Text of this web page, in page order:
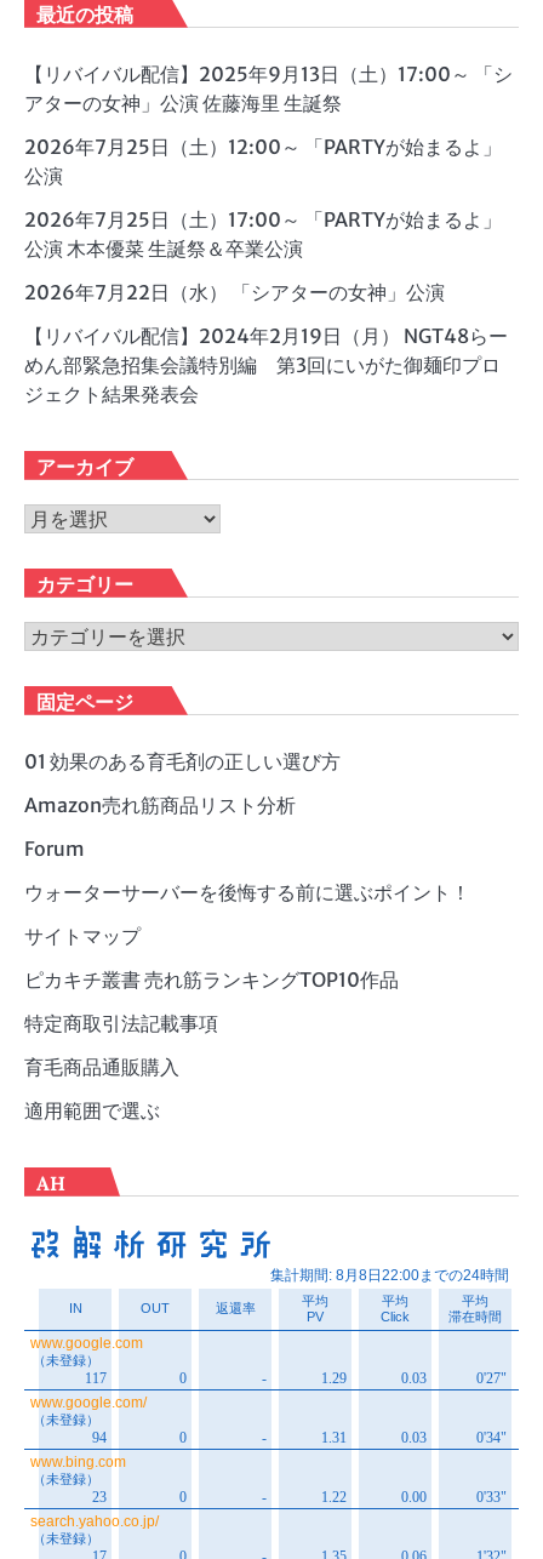
最近の投稿
【リバイバル配信】2025年9月13日（土）17:00～ 「シ
アターの女神」公演 佐藤海里 生誕祭
2026年7月25日（土）12:00～ 「PARTYが始まるよ」
公演
2026年7月25日（土）17:00～ 「PARTYが始まるよ」
公演 木本優菜 生誕祭＆卒業公演
2026年7月22日（水） 「シアターの女神」公演
【リバイバル配信】2024年2月19日（月） NGT48らー
めん部緊急招集会議特別編 第3回にいがた御麺印プロ
ジェクト結果発表会
アーカイブ
ア
カ
イ
ブ
カテゴリー
カ
ゴ
リ
ー
固定ページ
01 効果のある育毛剤の正しい選び方
Amazon売れ筋商品リスト分析
Forum
ウォーターサーバーを後悔する前に選ぶポイント！
サイトマップ
ピカキチ叢書 売れ筋ランキングTOP10作品
特定商取引法記載事項
育毛商品通販購入
適用範囲で選ぶ
AH